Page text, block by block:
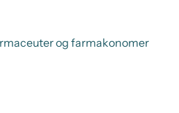
og farmakonomer